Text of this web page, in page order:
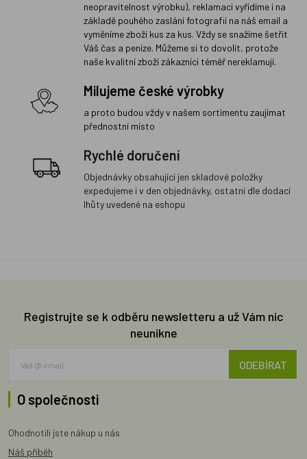
neopravitelnost výrobku), reklamaci vyřídíme i na
základě pouhého zaslání fotografií na náš email a
vyměníme zboží kus za kus. Vždy se snažíme šetřit
Váš čas a peníze. Můžeme si to dovolit, protože
naše kvalitní zboží zákazníci téměř nereklamují.
Milujeme české výrobky
a proto budou vždy v našem sortimentu zaujímat
přednostní místo
Rychlé doručení
Objednávky obsahující jen skladové položky
expedujeme i v den objednávky, ostatní dle dodací
lhůty uvedené na eshopu
Registrujte se k odběru newsletteru a už Vám nic
neunikne
ODEBÍRAT
O společnosti
Ohodnotili jste nákup u nás
Náš příběh